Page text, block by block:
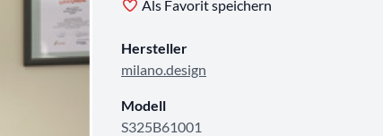
Als Favorit speichern
Hersteller
milano.design
Modell
S325B61001